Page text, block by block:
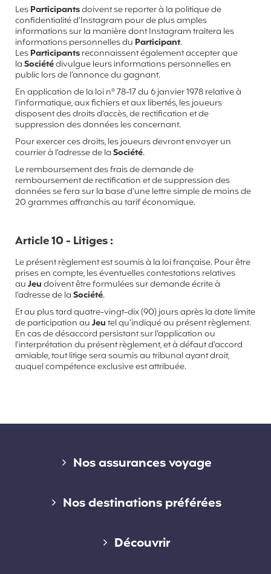
LesParticipantsdoivent se reporter à la politique de
confidentialité d’Instagram pour de plus amples
informations sur la manière dont Instagram traitera les
informations personnelles du Participant.
LesParticipantsreconnaissent également accepter que
laSociétédivulgue leurs informations personnelles en
public lors de l’annonce du gagnant.
En application de la loi n° 78-17 du 6 janvier 1978 relative à
l'informatique, aux fichiers et aux libertés, les joueurs
disposent des droits d'accès, de rectification et de
suppression des données les concernant.
Pour exercer ces droits, les joueurs devront envoyer un
courrier à l’adresse de laSociété.
Le remboursement des frais de demande de
remboursement de rectification et de suppression des
données se fera sur la base d'une lettre simple de moins de
20 grammes affranchis au tarif économique.
Article 10 - Litiges :
Le présent règlement est soumis à la loi française. Pour être
prises en compte, les éventuelles contestations relatives
auJeudoivent être formulées sur demande écrite à
l’adresse de laSociété.
Et au plus tard quatre-vingt-dix (90) jours après la date limite
de participation auJeutel qu’indiqué au présent règlement.
En cas de désaccord persistant sur l'application ou
l'interprétation du présent règlement, et à défaut d'accord
amiable, tout litige sera soumis au tribunal ayant droit,
auquel compétence exclusive est attribuée.
Nos assurances voyage
Assurance voyage courte durée
Nos destinations préférées
Assurance voyage en Australie
Découvrir